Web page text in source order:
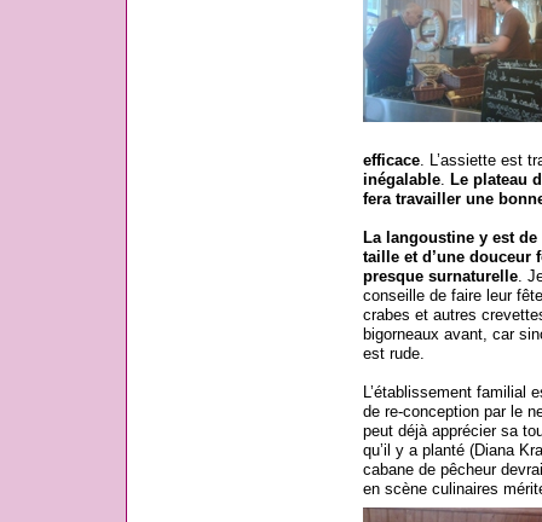
efficace. L’assiette est
inégalable. Le plateau
fera travailler une
La langoustine y est de
taille et d’une douceur
presque surnaturelle.
conseille de faire leur
crabes et autres
bigorneaux avant, car
est rude.
L’établissement familial
de re-conception par le
peut déjà apprécier sa
qu’il y a planté (Diana
cabane de pêcheur
en scène culinaires